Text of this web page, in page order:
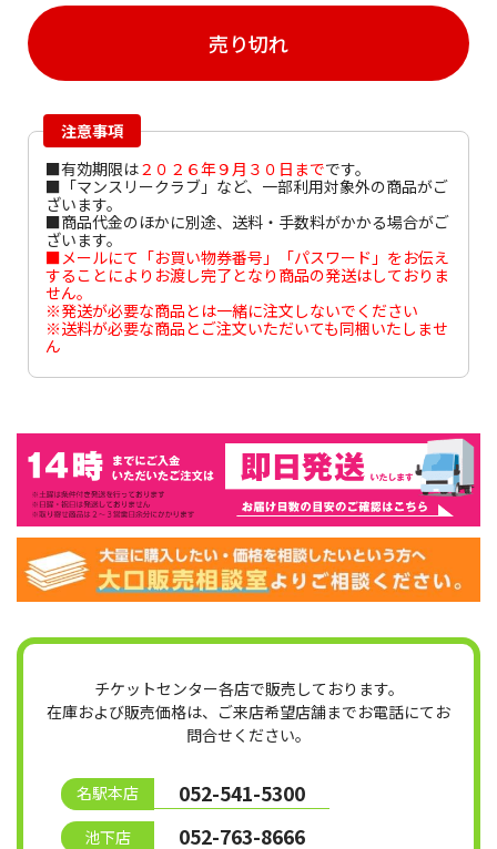
売り切れ
注意事項
■有効期限は２０２６年９月３０日までです。
■「マンスリークラブ」など、一部利用対象外の商品がご
ざいます。
■商品代金のほかに別途、送料・手数料がかかる場合がご
ざいます。
■メールにて「お買い物券番号」「パスワード」をお伝え
することによりお渡し完了となり商品の発送はしておりま
せん。
※発送が必要な商品とは一緒に注文しないでください
※送料が必要な商品とご注文いただいても同梱いたしませ
ん
チケットセンター各店で販売しております。
在庫および販売価格は、ご来店希望店舗までお電話にてお
問合せください。
名駅本店 052-541-5300
池下店 052-763-8666